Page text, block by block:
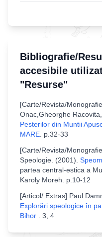
Bibliografie/
accesibile
"Resurse"
[Carte/Revista/
Onac,Gheorghe
Pesterilor din Muntii
MARE p.32-33
[Carte/Revista/
Speologie . (2001).
partea central-estica a
Karoly Moreh
p.10-12
[Articol/ Extras] Paul
Explorări speologice în
Bihor
3, 4